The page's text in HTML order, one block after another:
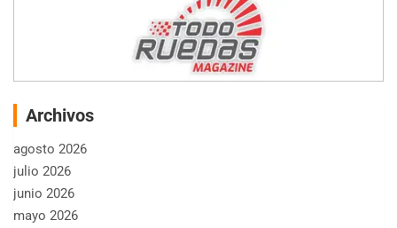
Archivos
agosto 2026
julio 2026
junio 2026
mayo 2026